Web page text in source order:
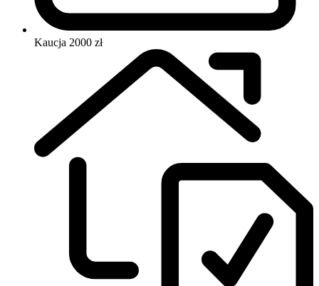
Kaucja 2000 zł